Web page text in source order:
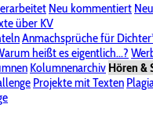
Neu kommentiert
über KV
Anmachsprüche für
heißt es eigentlich...?
Kolumnenarchiv Hören &
Projekte mit Texten
"Literatur & Schreiberei"
Alle Wege führen zu
Impressum